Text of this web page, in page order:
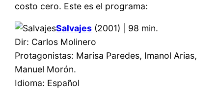
costo cero. Este es el programa:
Salvajes (2001) | 98 min.
Dir: Carlos Molinero
Protagonistas: Marisa Paredes, Imanol Arias,
Manuel Morón.
Idioma: Español